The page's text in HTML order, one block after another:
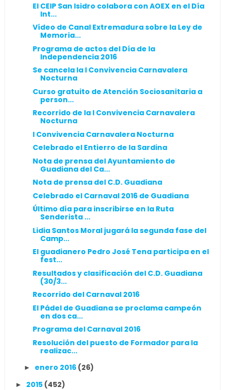
El CEIP San Isidro colabora con AOEX en el Día
Int...
Vídeo de Canal Extremadura sobre la Ley de
Memoria...
Programa de actos del Día de la
Independencia 2016
Se cancela la I Convivencia Carnavalera
Nocturna
Curso gratuito de Atención Sociosanitaria a
person...
Recorrido de la I Convivencia Carnavalera
Nocturna
I Convivencia Carnavalera Nocturna
Celebrado el Entierro de la Sardina
Nota de prensa del Ayuntamiento de
Guadiana del Ca...
Nota de prensa del C.D. Guadiana
Celebrado el Carnaval 2016 de Guadiana
Último día para inscribirse en la Ruta
Senderista ...
Lidia Santos Moral jugará la segunda fase del
Camp...
El guadianero Pedro José Tena participa en el
fest...
Resultados y clasificación del C.D. Guadiana
(30/3...
Recorrido del Carnaval 2016
El Pádel de Guadiana se proclama campeón
en dos ca...
Programa del Carnaval 2016
Resolución del puesto de Formador para la
realizac...
► enero 2016 (26)
► 2015 (452)